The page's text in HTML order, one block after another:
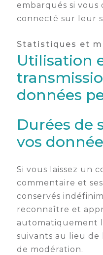
embarqués si vous
connecté sur leur
Statistiques et
Utilisation
données
Durées de
vos
Si vous laissez un
commentaire et
conservés
reconnaître et
automatiquement
suivants au lieu de
de modération.